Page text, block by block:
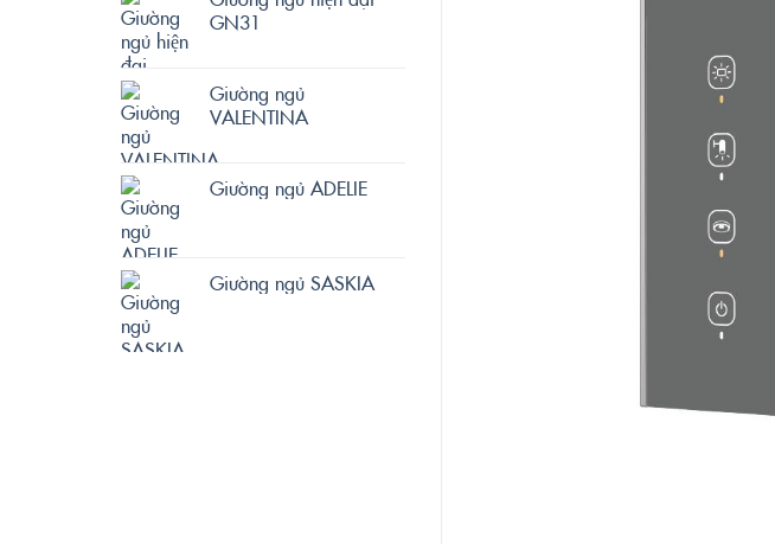
GN31
Giường ngủ
VALENTINA
Giường ngủ ADELIE
Giường ngủ SASKIA